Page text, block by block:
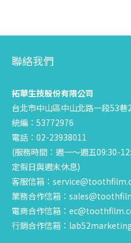
聯絡我們
拓華生技股份有限公司
台北市中山區中山北路一段53巷
統編：53772976
電話：02-23938011
(服務時間：週一～週五09:30-
定假日與週末休息)
客服信箱：
業務合作信箱：
電商合作信箱：
行銷合作信箱：